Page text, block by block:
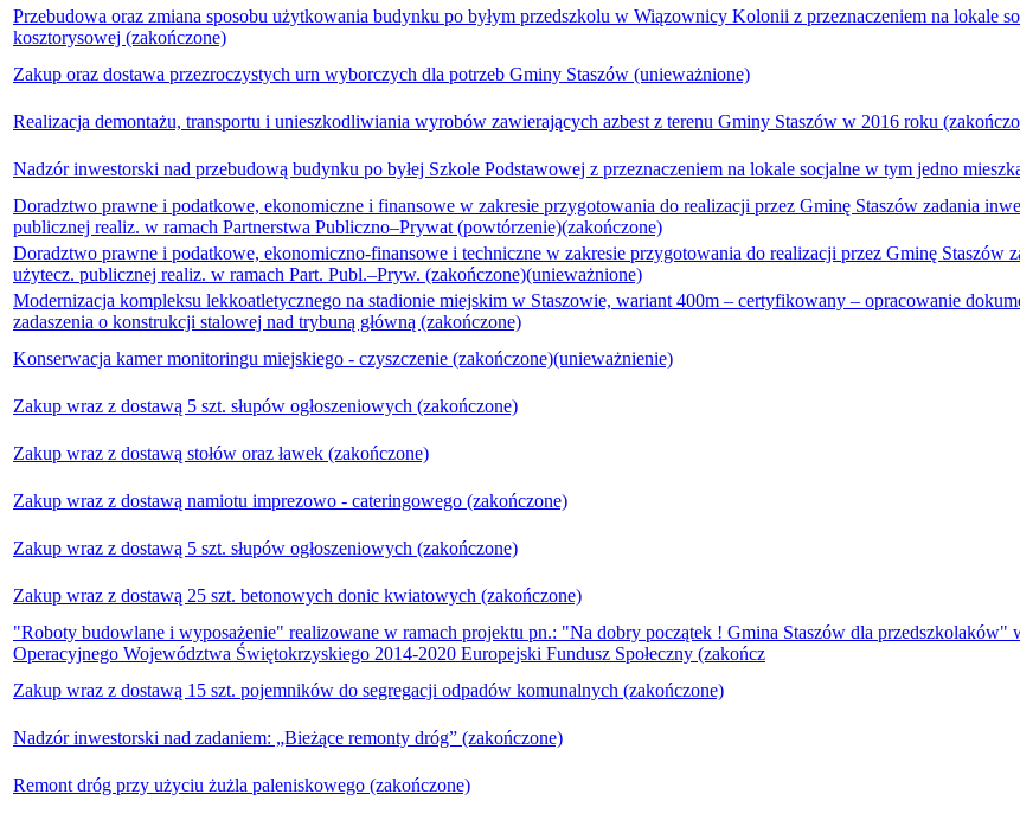
Przebudowa oraz zmiana sposobu użytkowania budynku po byłym przedszkolu w Wiązownicy Kolonii z przeznaczeniem na lokale
kosztorysowej (zakończone)
Zakup oraz dostawa przezroczystych urn wyborczych dla potrzeb Gminy Staszów (unieważnione)
Realizacja demontażu, transportu i unieszkodliwiania wyrobów zawierających azbest z terenu Gminy Staszów w 2016 roku
Nadzór inwestorski nad przebudową budynku po byłej Szkole Podstawowej z przeznaczeniem na lokale socjalne w tym jedno
Doradztwo prawne i podatkowe, ekonomiczne i finansowe w zakresie przygotowania do realizacji przez Gminę Staszów zadania
publicznej realiz. w ramach Partnerstwa Publiczno–Prywat (powtórzenie)(zakończone)
Doradztwo prawne i podatkowe, ekonomiczno-finansowe i techniczne w zakresie przygotowania do realizacji przez Gminę Staszów
użytecz. publicznej realiz. w ramach Part. Publ.–Pryw. (zakończone)(unieważnione)
Modernizacja kompleksu lekkoatletycznego na stadionie miejskim w Staszowie, wariant 400m – certyfikowany – opracowanie
zadaszenia o konstrukcji stalowej nad trybuną główną (zakończone)
Konserwacja kamer monitoringu miejskiego - czyszczenie (zakończone)(unieważnienie)
Zakup wraz z dostawą 5 szt. słupów ogłoszeniowych (zakończone)
Zakup wraz z dostawą stołów oraz ławek (zakończone)
Zakup wraz z dostawą namiotu imprezowo - cateringowego (zakończone)
Zakup wraz z dostawą 5 szt. słupów ogłoszeniowych (zakończone)
Zakup wraz z dostawą 25 szt. betonowych donic kwiatowych (zakończone)
"Roboty budowlane i wyposażenie" realizowane w ramach projektu pn.: "Na dobry początek ! Gmina Staszów dla przedszkolaków"
Operacyjnego Województwa Świętokrzyskiego 2014-2020 Europejski Fundusz Społeczny (zakończ
Zakup wraz z dostawą 15 szt. pojemników do segregacji odpadów komunalnych (zakończone)
Nadzór inwestorski nad zadaniem: „Bieżące remonty dróg” (zakończone)
Remont dróg przy użyciu żużla paleniskowego (zakończone)